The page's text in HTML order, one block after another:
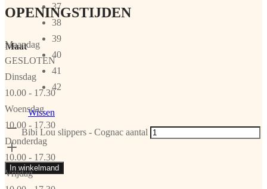
Maat
37
38
39
40
41
42
Wissen
Bibi Lou slippers - Cognac aantal
In winkelmand
OPENINGSTIJDEN
Maandag
GESLOTEN
Dinsdag
10.00 - 17.30
Woensdag
10.00 - 17.30
Donderdag
10.00 - 17.30
Vrijdag